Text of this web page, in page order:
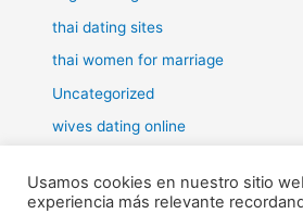
thai dating sites
thai women for marriage
Uncategorized
wives dating online
Usamos cookies en nuestro sitio
experiencia más relevante